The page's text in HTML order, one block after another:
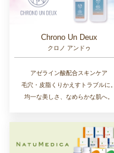
Chrono Un Deux
クロノ アンドゥ
アゼライン酸配合スキンケア
毛穴・皮脂くりかえすトラブルに。
均一な美しさ、なめらかな肌へ。